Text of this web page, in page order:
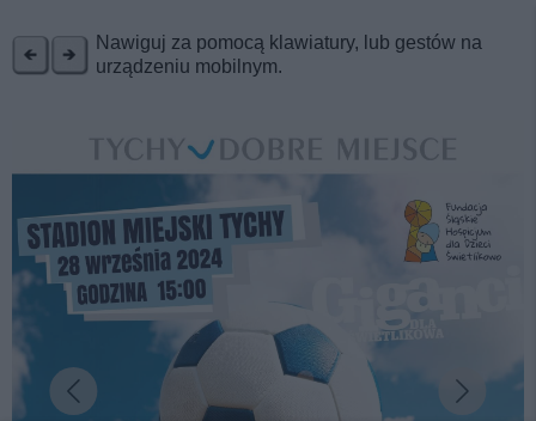
Nawiguj za pomocą klawiatury, lub gestów na
urządzeniu mobilnym.